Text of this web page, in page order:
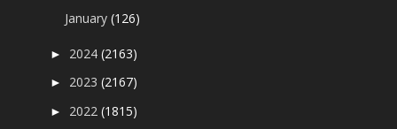
January(126)
► 2024(2163)
► 2023(2167)
► 2022(1815)